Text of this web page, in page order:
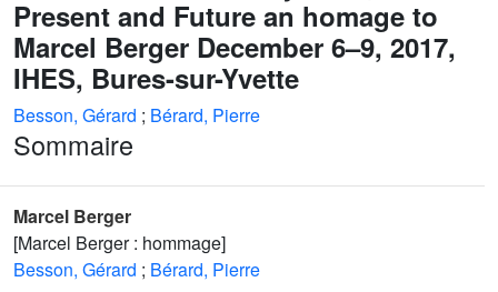
Present and Future an homage to
Marcel Berger December 6–9, 2017,
IHES, Bures-sur-Yvette
Besson, Gérard ; Bérard, Pierre
Sommaire
Marcel Berger
[Marcel Berger : hommage]
Besson, Gérard ; Bérard, Pierre